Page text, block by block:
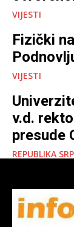
VIJESTI
Fizički
VIJESTI
v.d.
presude
REPUBLIKA